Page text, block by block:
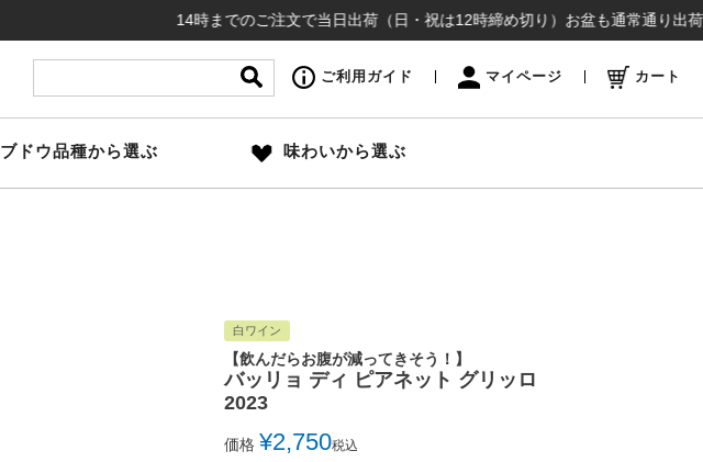
14時までのご注文で当日出荷（日・祝は12時締め切り）お盆も通常通り出荷いた
ご利用ガイド マイページ カート
ブドウ品種から選ぶ 味わいから選ぶ
白ワイン
【飲んだらお腹が減ってきそう！】
バッリョ ディ ピアネット グリッロ
2023
価格 ¥2,750税込